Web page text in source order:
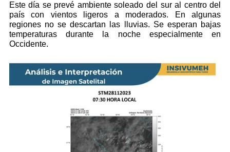
Este día se prevé ambiente soleado del sur al centro del
país con vientos ligeros a moderados. En algunas
regiones no se descartan las lluvias. Se esperan bajas
temperaturas durante la noche especialmente en
Occidente.